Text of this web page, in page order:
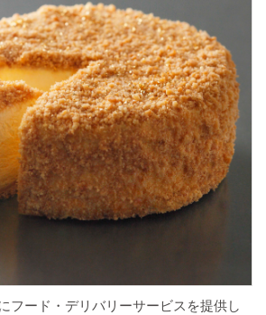
フード・デリバリーサービスを提供し